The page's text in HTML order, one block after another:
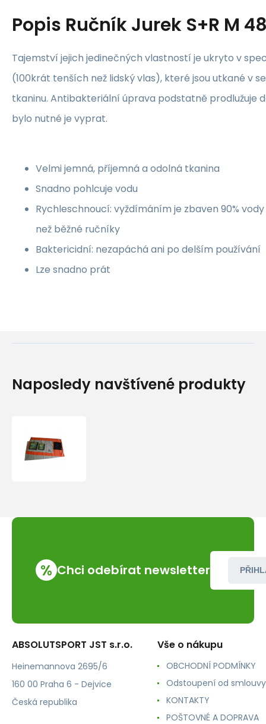
Popis Ručník Jurek S+R M
Tajemství jejich jedinečných vlastností je ukryto v
(100krát tenších než lidský vlas), které jsou utkané v
tkaninu. Antibakteriální úprava podstatně prodlužuje
bylo nutné je vyprat.
Velmi jemná, příjemná a odolná tkanina
Snadno pohlcuje vodu
Rychleschnoucí: vyždímáním je zbaven 90%
než běžné ručníky
Baktericidní: nezapáchá ani po delším používání
Lze snadno prát
Naposledy navštívené produkty
% Chci odebírat newsletter
ABSOLUTSPORT JST s.r.o.
Heinemannova 2695/6
160 00 Praha 6 - Dejvice
Česká republika
Vše o nákupu
OBCHODNÍ PODMÍNKY
Odstoupení od smlouvy
KONTAKTY
POŠTOVNÉ A DOPRAVA